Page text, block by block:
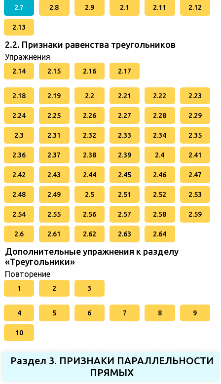
2.7 2.8 2.9 2.1 2.11 2.12
2.13
2.2. Признаки равенства треугольников
Упражнения
2.14 2.15 2.16 2.17
2.18 2.19 2.2 2.21 2.22 2.23
2.24 2.25 2.26 2.27 2.28 2.29
2.3 2.31 2.32 2.33 2.34 2.35
2.36 2.37 2.38 2.39 2.4 2.41
2.42 2.43 2.44 2.45 2.46 2.47
2.48 2.49 2.5 2.51 2.52 2.53
2.54 2.55 2.56 2.57 2.58 2.59
2.6 2.61 2.62 2.63 2.64
Дополнительные упражнения к разделу
«Треугольники»
Повторение
1 2 3
4 5 6 7 8 9
10
Раздел 3. ПРИЗНАКИ ПАРАЛЛЕЛЬНОСТИ
ПРЯМЫХ